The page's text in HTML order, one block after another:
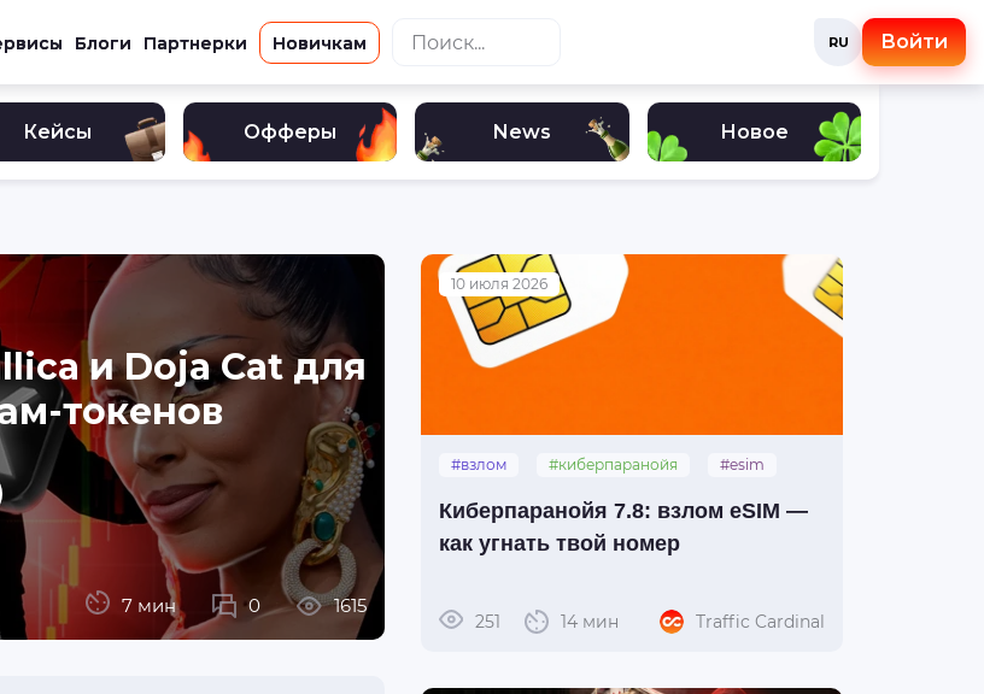
Блоги Партнерки Новичкам RU Войти
Кейсы Офферы News Новое
и Doja Cat для
токенов
7 мин 0 1615
10 июля 2026
#взлом #киберпаранойя #esim
Киберпаранойя 7.8: взлом eSIM —
как угнать твой номер
251 14 мин Traffic Cardinal